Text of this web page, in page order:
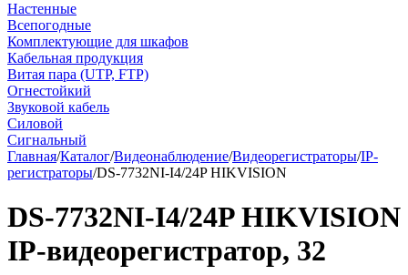
Настенные
Всепогодные
Комплектующие для шкафов
Кабельная продукция
Витая пара (UTP, FTP)
Огнестойкий
Звуковой кабель
Силовой
Сигнальный
Главная/Каталог/Видеонаблюдение/Видеорегистраторы/IP-
регистраторы/DS-7732NI-I4/24P HIKVISION
DS-7732NI-I4/24P HIKVISION
IP-видеорегистратор, 32